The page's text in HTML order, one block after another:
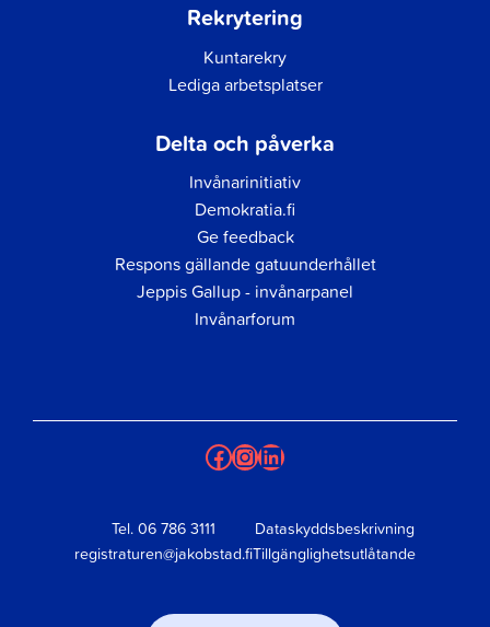
Rekrytering
Kuntarekry
Lediga arbetsplatser
Delta och påverka
Invånarinitiativ
Demokratia.fi
Ge feedback
Respons gällande gatuunderhållet
Jeppis Gallup - invånarpanel
Invånarforum
Facebook
Instagram
LinkedIn
Tel. 06 786 3111
registraturen@jakobstad.fi
Dataskyddsbeskrivning
Tillgänglighetsutlåtande